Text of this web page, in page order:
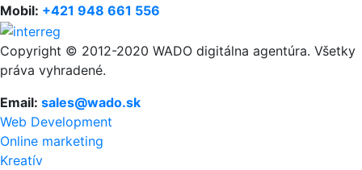
Mobil: +421 948 661 556
Copyright © 2012-2020 WADO digitálna agentúra. Všetky
práva vyhradené.
Email: sales@wado.sk
Web Development
Online marketing
Kreatív